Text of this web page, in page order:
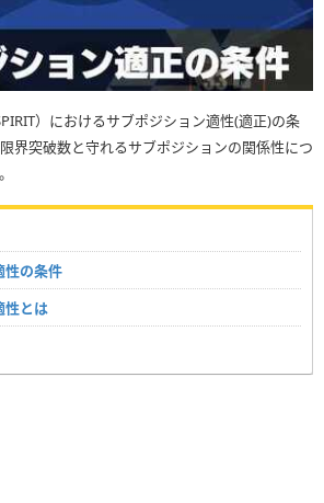
）におけるサブポジション適性(適正)の条
界突破数と守れるサブポジションの関係性につ
性の条件
性とは